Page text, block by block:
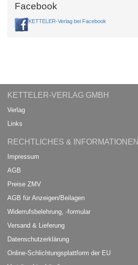
Facebook
KETTELER-Verlag bei Facebook
KETTELER-VERLAG GMBH
Verlag
Links
RECHTLICHES & INFORMATIONEN
Impressum
AGB
Preise ZMV
AGB für Anzeigen/Beilagen
Widerrufsbelehrung, -formular
Versand & Lieferung
Datenschutzerklärung
Online-Schlichtungsplattform der EU